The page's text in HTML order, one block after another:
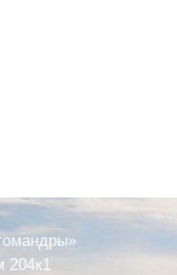
204к1